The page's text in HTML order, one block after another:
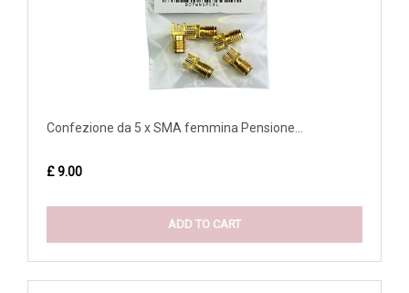
Confezione da 5 x SMA femmina Pensione...
£ 9.00
ADD TO CART